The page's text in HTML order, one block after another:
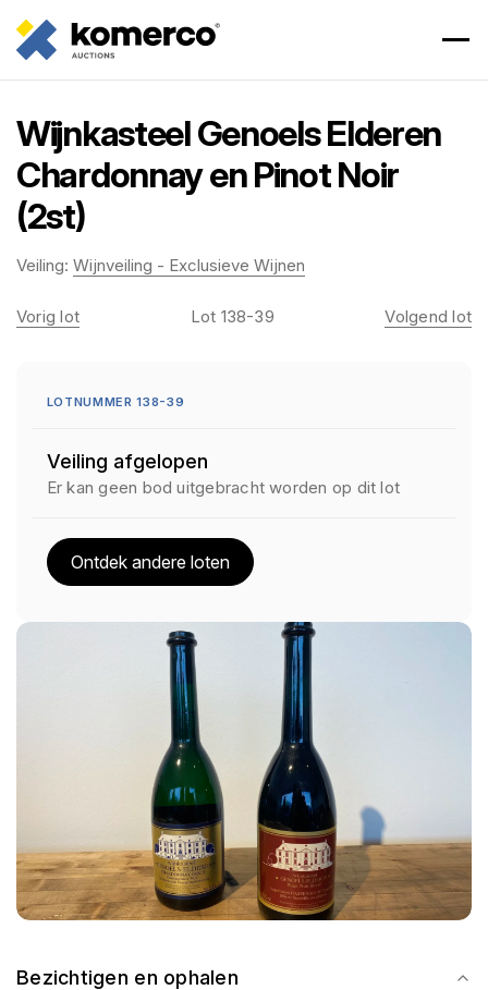
Wijnkasteel Genoels Elderen
Chardonnay en Pinot Noir
(2st)
Veiling: Wijnveiling - Exclusieve Wijnen
Bezichtigen en ophalen
Vorig lot Lot 138-39 Volgend lot
LOTNUMMER 138-39
Veiling afgelopen
Er kan geen bod uitgebracht worden op dit lot
Ontdek andere loten